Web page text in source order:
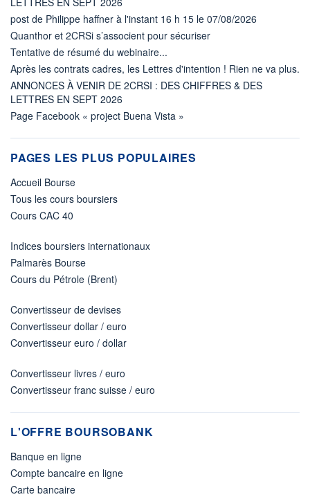
post de Philippe haffner à l'instant 16 h 15 le 07/08/2026
Quanthor et 2CRSi s’associent pour sécuriser
Tentative de résumé du webinaire...
Après les contrats cadres, les Lettres d'intention ! Rien ne va plus.
ANNONCES À VENIR DE 2CRSI : DES CHIFFRES & DES
LETTRES EN SEPT 2026
Page Facebook « project Buena Vista »
PAGES LES PLUS POPULAIRES
Accueil Bourse
Tous les cours boursiers
Cours CAC 40
Indices boursiers internationaux
Palmarès Bourse
Cours du Pétrole (Brent)
Convertisseur de devises
Convertisseur dollar / euro
Convertisseur euro / dollar
Convertisseur livres / euro
Convertisseur franc suisse / euro
L'OFFRE BOURSOBANK
Banque en ligne
Compte bancaire en ligne
Carte bancaire